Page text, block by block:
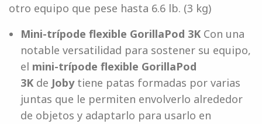
otro equipo que pese hasta 6.6 lb. (3 kg)
Mini-trípode flexible GorillaPod 3K Con una
notable versatilidad para sostener su equipo,
el mini-trípode flexible GorillaPod
3K de Jobytiene patas formadas por varias
juntas que le permiten envolverlo alrededor
de objetos y adaptarlo para usarlo en